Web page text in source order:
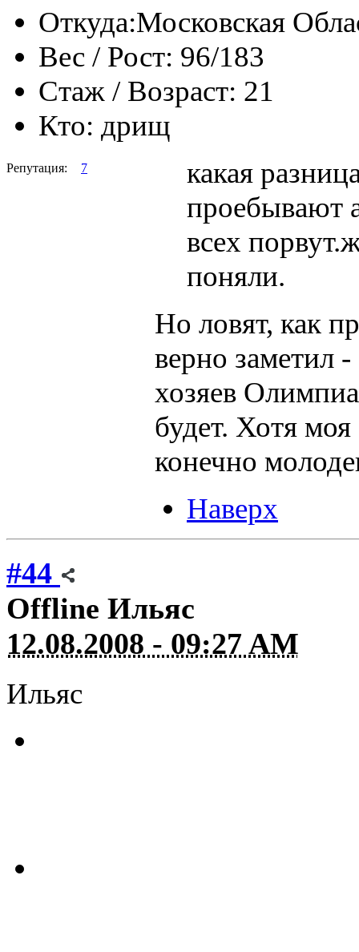
Откуда:Московская
Вес / Рост: 96/183
Стаж / Возраст: 21
Кто: дрищ
Репутация: 7
какая
проебывают
всех
поняли.
Но ловят, как
верно заметил
хозяев
будет. Хотя
конечно
Наверх
#44
Offline Ильяс
12.08.2008 - 09:27 AM
Ильяс